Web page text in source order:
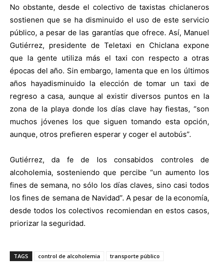
No obstante, desde el colectivo de taxistas chiclaneros
sostienen que se ha disminuido el uso de este servicio
público, a pesar de las garantías que ofrece. Así, Manuel
Gutiérrez, presidente de Teletaxi en Chiclana expone
que la gente utiliza más el taxi con respecto a otras
épocas del año. Sin embargo, lamenta que en los últimos
años hayadisminuido la elección de tomar un taxi de
regreso a casa, aunque al existir diversos puntos en la
zona de la playa donde los días clave hay fiestas, “son
muchos jóvenes los que siguen tomando esta opción,
aunque, otros prefieren esperar y coger el autobús”.
Gutiérrez, da fe de los consabidos controles de
alcoholemia, sosteniendo que percibe “un aumento los
fines de semana, no sólo los días claves, sino casi todos
los fines de semana de Navidad”. A pesar de la economía,
desde todos los colectivos recomiendan en estos casos,
priorizar la seguridad.
TAGS control de alcoholemia transporte público